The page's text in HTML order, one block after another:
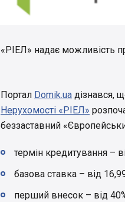
«РІЕЛ» надає можливість
Портал Domik.ua дізнався,
Нерухомості «РІЕЛ»
беззаставний
термін кредитування –
базова ставка – від
перший внесок – від